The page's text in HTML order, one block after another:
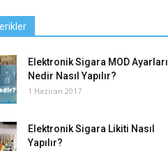
Elektronik Sigara MOD Ayarları
Nedir Nasıl Yapılır?
1 Haziran 2017
Elektronik Sigara Likiti Nasıl
Yapılır?